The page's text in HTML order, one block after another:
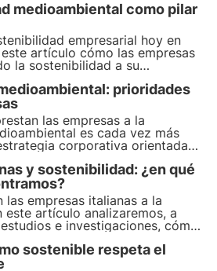
medioambiental como pilar
empresarial hoy en
artículo cómo las empresas
la sostenibilidad a su
en la consecución de los
2030. Aprende más con las
la Academia Digital de 3Bee.
prioridades
las empresas a la
es cada vez más
corporativa orientada a
no es una opción, sino una
cómo hacerla propia para
economía.
y sostenibilidad: ¿en qué
las empresas italianas a la
este artículo analizaremos, a
e investigaciones, cómo
está convirtiendo en una
estratégica que ayuda a
y reducir los costes.
sostenible respeta el